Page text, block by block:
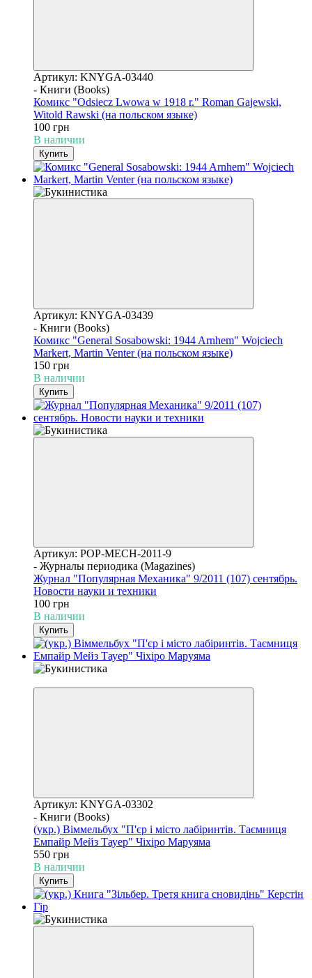
Артикул: KNYGA-03440
- Книги (Books)
Комикс "Odsiecz Lwowa w 1918 r." Roman Gajewski,
Witold Rawski (на польском языке)
100 грн
В наличии
Купить
Артикул: KNYGA-03439
- Книги (Books)
Комикс "General Sosabowski: 1944 Arnhem" Wojciech
Markert, Martin Venter (на польском языке)
150 грн
В наличии
Купить
Артикул: POP-MECH-2011-9
- Журналы периодика (Magazines)
Журнал "Популярная Механика" 9/2011 (107) сентябрь.
Новости науки и техники
100 грн
В наличии
Купить
Артикул: KNYGA-03302
- Книги (Books)
(укр.) Віммельбух "П'єр і місто лабіринтів. Таємниця
Емпайр Мейз Тауер" Чіхіро Маруяма
550 грн
В наличии
Купить